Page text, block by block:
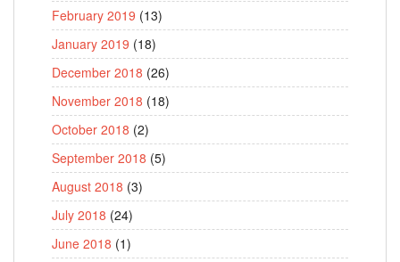
February 2019 (13)
January 2019 (18)
December 2018 (26)
November 2018 (18)
October 2018 (2)
September 2018 (5)
August 2018 (3)
July 2018 (24)
June 2018 (1)